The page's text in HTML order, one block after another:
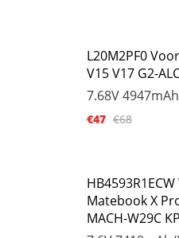
L20M2PF0
V15 V17 G2-
7.68V
€47 €68
Matebook X
MACH-W29C